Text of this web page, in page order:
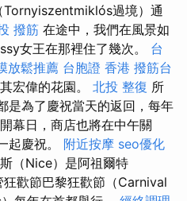
Tornyiszentmiklós過境）通
撥筋 在途中，我們在風景如
女王在那裡住了幾次。 台
放鬆推薦 台胞證 香港 撥筋台
宏偉的花園。 北投 整復 所
是為了慶祝當天的返回，每年
幕日，商店也將在中午關
起慶祝。 附近按摩 seo優化
（Nice）是阿祖爾特
狂歡節巴黎狂歡節（Carnival